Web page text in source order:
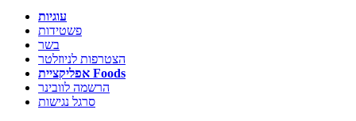
עוגיות
פשטידות
בשר
הצטרפות לניוזלטר
אפליקציית Foods
הרשמה לוובינר
סרגל נגישות